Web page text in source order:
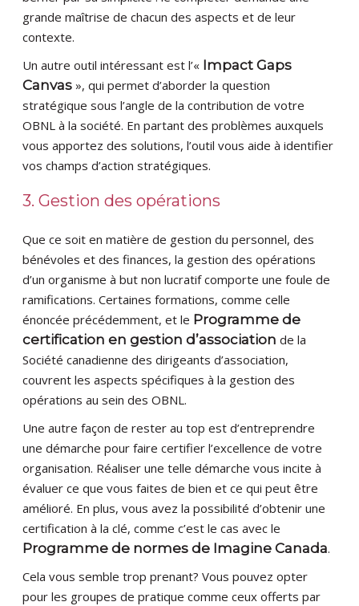
grande maîtrise de chacun des aspects et de leur
contexte.
Un autre outil intéressant est l’« Impact Gaps
Canvas », qui permet d’aborder la question
stratégique sous l’angle de la contribution de votre
OBNL à la société. En partant des problèmes auxquels
vous apportez des solutions, l’outil vous aide à identifier
vos champs d’action stratégiques.
3. Gestion des opérations
Que ce soit en matière de gestion du personnel, des
bénévoles et des finances, la gestion des opérations
d’un organisme à but non lucratif comporte une foule de
ramifications. Certaines formations, comme celle
énoncée précédemment, et le Programme de
certification en gestion d’associationde la
Société canadienne des dirigeants d’association,
couvrent les aspects spécifiques à la gestion des
opérations au sein des OBNL.
Une autre façon de rester au top est d’entreprendre
une démarche pour faire certifier l’excellence de votre
organisation. Réaliser une telle démarche vous incite à
évaluer ce que vous faites de bien et ce qui peut être
amélioré. En plus, vous avez la possibilité d’obtenir une
certification à la clé, comme c’est le cas avec le
Programme de normes de Imagine Canada.
Cela vous semble trop prenant? Vous pouvez opter
pour les groupes de pratique comme ceux offerts par